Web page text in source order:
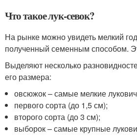
Что такое лук-севок?
На рынке можно увидеть мелкий
полученный семенным способом.
Выделяют несколько
его размера:
овсюжок – самые мелкие
первого сорта (до 1,5 см);
второго сорта (до 3 см);
выборок – самые крупные